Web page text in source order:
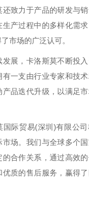
还致力于产品的研发与
生产过程中的多样化需
市场的广泛认可。
发展，卡洛斯莫不断投
有一支由行业专家和技
产品迭代升级，以满足
国际贸易(深圳)有限公
市场。我们与全球多个
合作关系，通过高效
优质的售后服务，赢得